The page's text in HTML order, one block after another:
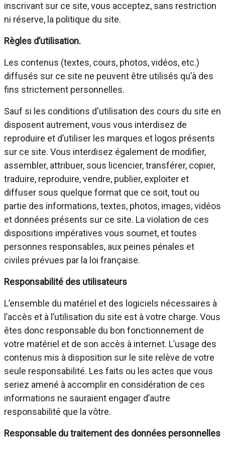
inscrivant sur ce site, vous acceptez, sans restriction
ni réserve, la politique du site.
Règles d’utilisation.
Les contenus (textes, cours, photos, vidéos, etc.)
diffusés sur ce site ne peuvent être utilisés qu’à des
fins strictement personnelles.
Sauf si les conditions d'utilisation des cours du site en
disposent autrement, vous vous interdisez de
reproduire et d’utiliser les marques et logos présents
sur ce site. Vous interdisez également de modifier,
assembler, attribuer, sous licencier, transférer, copier,
traduire, reproduire, vendre, publier, exploiter et
diffuser sous quelque format que ce soit, tout ou
partie des informations, textes, photos, images, vidéos
et données présents sur ce site. La violation de ces
dispositions impératives vous soumet, et toutes
personnes responsables, aux peines pénales et
civiles prévues par la loi française.
Responsabilité des utilisateurs
L’ensemble du matériel et des logiciels nécessaires à
l’accès et à l’utilisation du site est à votre charge. Vous
êtes donc responsable du bon fonctionnement de
votre matériel et de son accès à internet. L’usage des
contenus mis à disposition sur le site relève de votre
seule responsabilité. Les faits ou les actes que vous
seriez amené à accomplir en considération de ces
informations ne sauraient engager d’autre
responsabilité que la vôtre.
Responsable du traitement des données personnelles